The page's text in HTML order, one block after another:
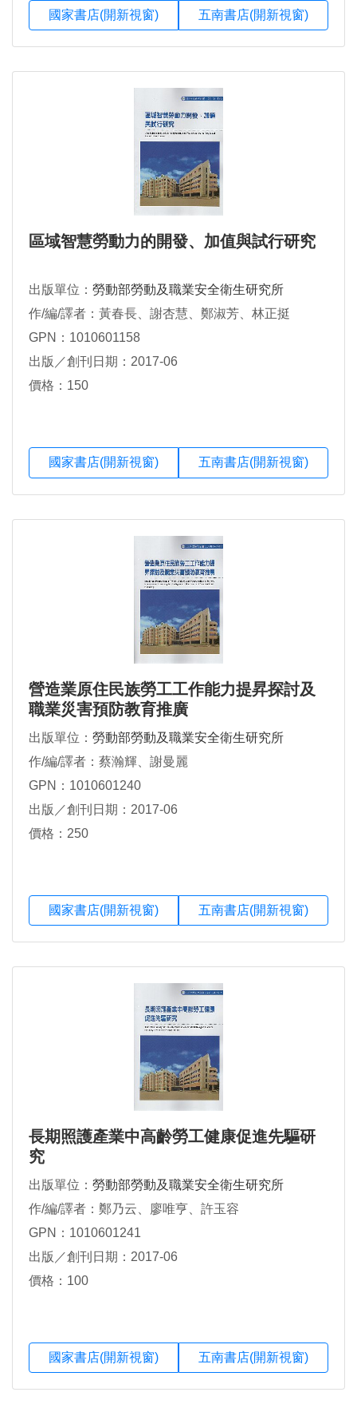
國家書店(開新視窗) 五南書店(開新視窗)
區域智慧勞動力的開發、加值與試行研究
出版單位： 勞動部勞動及職業安全衛生研究所
作/編/譯者：黃春長、謝杏慧、鄭淑芳、林正挺
GPN：1010601158
出版／創刊日期：2017-06
價格：150
國家書店(開新視窗) 五南書店(開新視窗)
營造業原住民族勞工工作能力提昇探討及
職業災害預防教育推廣
出版單位： 勞動部勞動及職業安全衛生研究所
作/編/譯者：蔡瀚輝、謝曼麗
GPN：1010601240
出版／創刊日期：2017-06
價格：250
國家書店(開新視窗) 五南書店(開新視窗)
長期照護產業中高齡勞工健康促進先驅研
究
出版單位： 勞動部勞動及職業安全衛生研究所
作/編/譯者：鄭乃云、廖唯亨、許玉容
GPN：1010601241
出版／創刊日期：2017-06
價格：100
國家書店(開新視窗) 五南書店(開新視窗)